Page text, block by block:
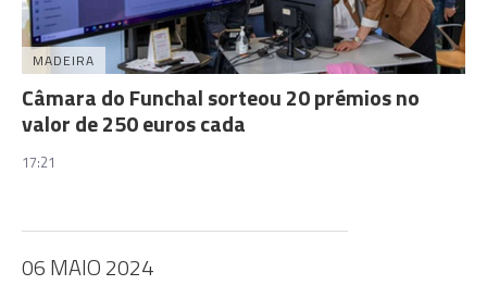
MADEIRA
Câmara do Funchal sorteou 20 prémios no
valor de 250 euros cada
17:21
06 MAIO 2024